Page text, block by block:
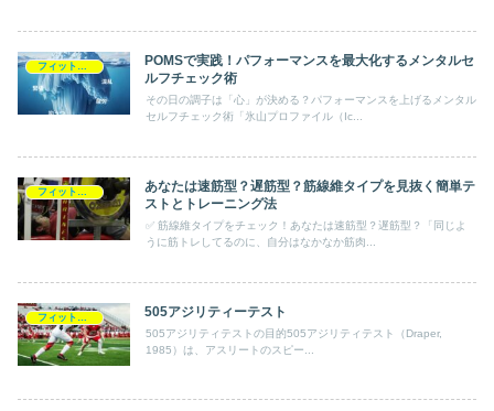
フィットネステスト
POMSで実践！パフォーマンスを最大化するメンタルセ
ルフチェック術
その日の調子は「心」が決める？パフォーマンスを上げるメンタル
セルフチェック術「氷山プロファイル（Ic...
フィットネステスト
あなたは速筋型？遅筋型？筋線維タイプを見抜く簡単テ
ストとトレーニング法
✅ 筋線維タイプをチェック！あなたは速筋型？遅筋型？「同じよ
うに筋トレしてるのに、自分はなかなか筋肉...
505アジリティーテスト
505アジリティテストの目的505アジリティテスト（Draper,
1985）は、アスリートのスピー...